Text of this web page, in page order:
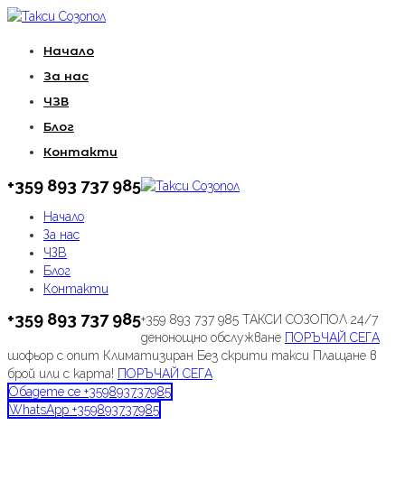
Начало
За нас
ЧЗВ
Блог
Контакти
+359 893 737 985
Начало
За нас
ЧЗВ
Блог
Контакти
+359 893 737 985+359 893 737 985 ТАКСИ СОЗОПОЛ 24/7
денонощно обслужване ПОРЪЧАЙ СЕГА
шофьор с опит Климатизиран Без скрити такси Плащане в
брой или с карта! ПОРЪЧАЙ СЕГА
Обадете се +359893737985
WhatsApp +359893737985